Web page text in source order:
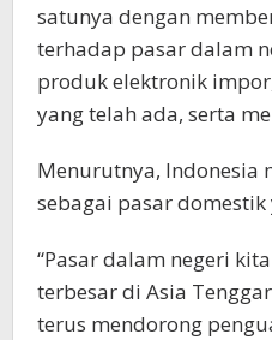
satunya dengan
terhadap pasar dalam
produk elektronik
yang telah ada, serta
Menurutnya, Indonesia
sebagai pasar domestik
“Pasar dalam negeri
terbesar di Asia
terus mendorong